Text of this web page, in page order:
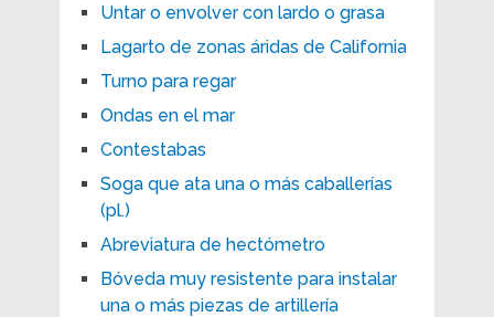
Untar o envolver con lardo o grasa
Lagarto de zonas áridas de California
Turno para regar
Ondas en el mar
Contestabas
Soga que ata una o más caballerías
(pl.)
Abreviatura de hectómetro
Bóveda muy resistente para instalar
una o más piezas de artillería